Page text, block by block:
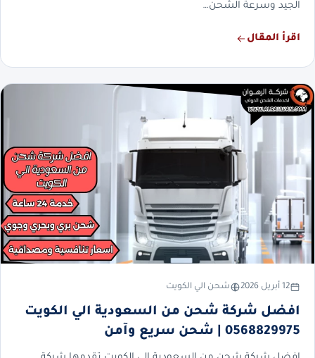
الجيد وسرعة الشحن…
اقرأ المقال
12 أبريل 2026 شحن الي الكويت
افضل شركة شحن من السعودية الي الكويت
0568829975 | شحن سريع وآمن